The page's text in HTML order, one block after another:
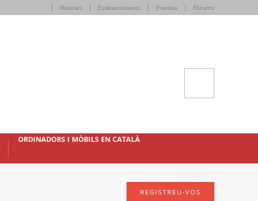
Notícies Esdeveniments Premsa Fòrums
ORDINADORS I MÒBILS EN CATALÀ
REGISTREU-VOS